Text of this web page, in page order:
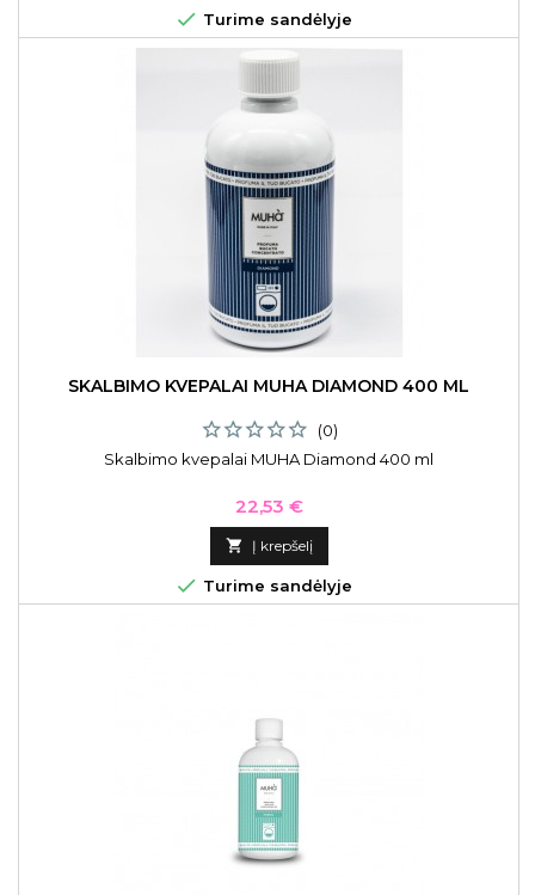
 Turime sandėlyje
SKALBIMO KVEPALAI MUHA DIAMOND 400 ML
(0)
Skalbimo kvepalai MUHA Diamond 400 ml
Kaina
22,53 €
 Į krepšelį
 Turime sandėlyje